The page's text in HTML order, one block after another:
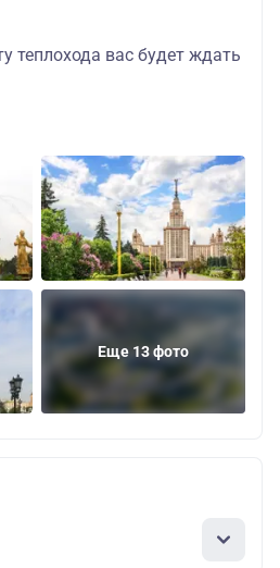
теплохода вас будет ждать
Еще 13 фото